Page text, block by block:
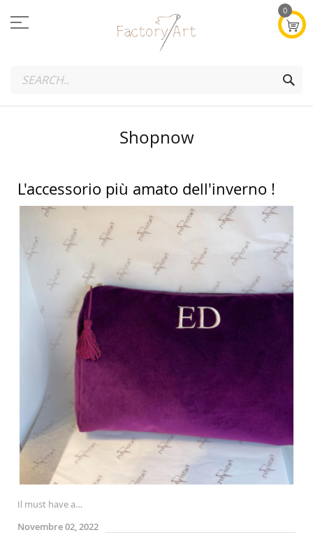
al
contenuto
0
Shopnow
L'accessorio più amato dell'inverno !
Il must have a…
Novembre 02, 2022